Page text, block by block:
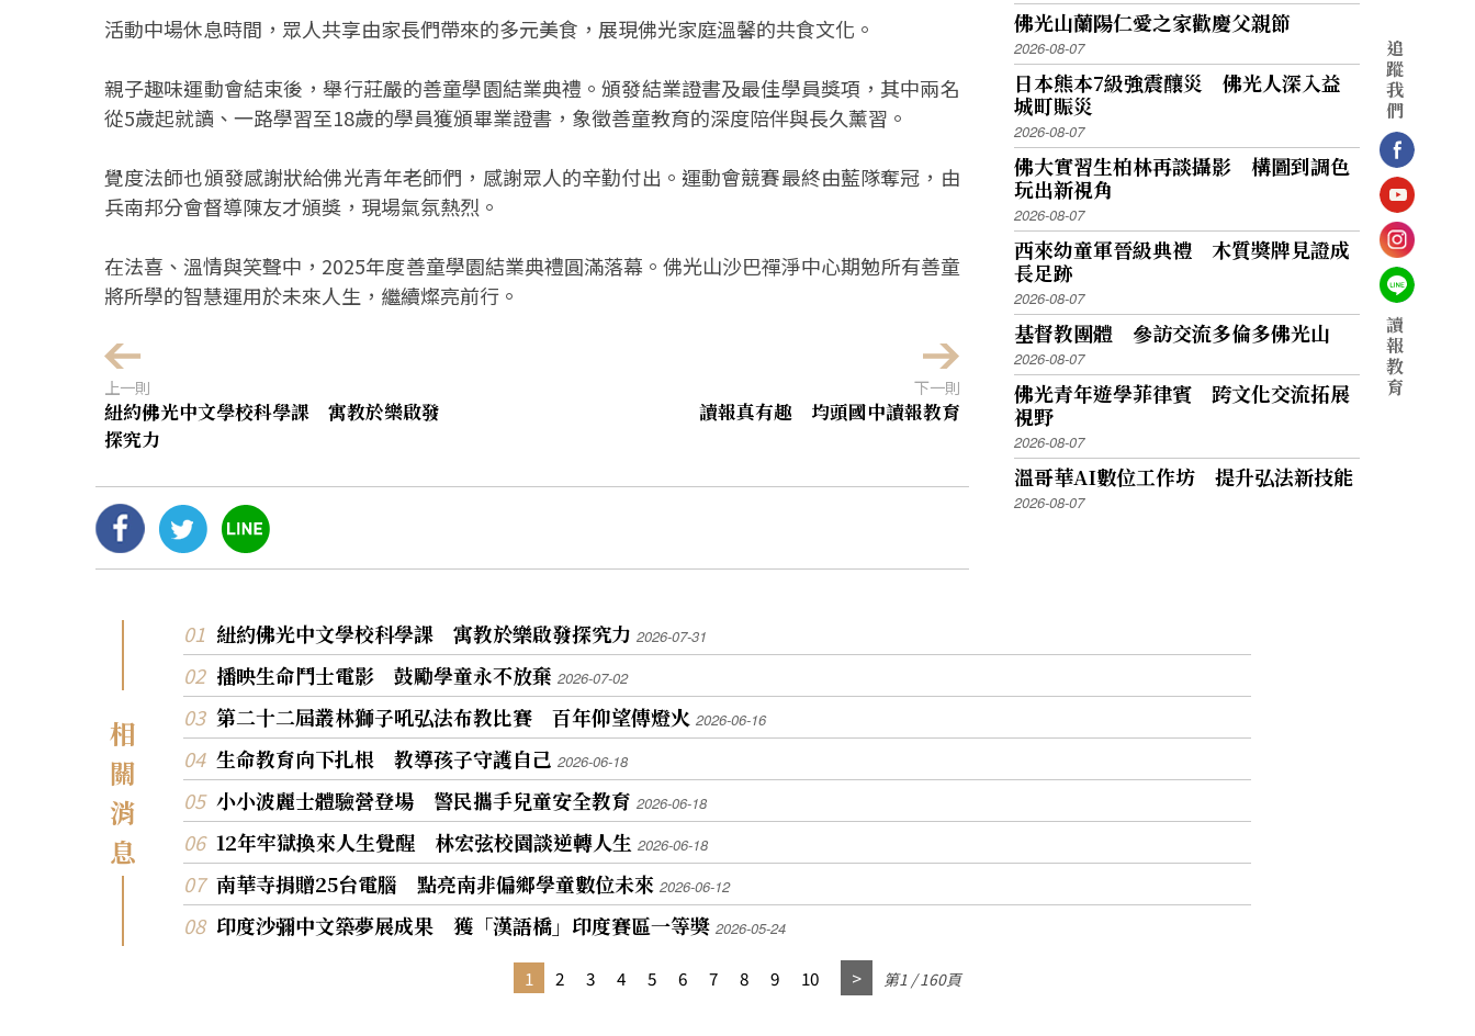
活動中場休息時間，眾人共享由家長們帶來的多元美食，展現佛光家庭溫馨的共食文化。
親子趣味運動會結束後，舉行莊嚴的善童學園結業典禮。頒發結業證書及最佳學員獎項，其中兩名
從5歲起就讀、一路學習至18歲的學員獲頒畢業證書，象徵善童教育的深度陪伴與長久薰習。
覺度法師也頒發感謝狀給佛光青年老師們，感謝眾人的辛勤付出。運動會競賽最終由藍隊奪冠，由
兵南邦分會督導陳友才頒獎，現場氣氛熱烈。
在法喜、溫情與笑聲中，2025年度善童學園結業典禮圓滿落幕。佛光山沙巴禪淨中心期勉所有善童
將所學的智慧運用於未來人生，繼續燦亮前行。
上一則
紐約佛光中文學校科學課 寓教於樂啟發
探究力
下一則
讀報真有趣 均頭國中讀報教育
佛光山蘭陽仁愛之家歡慶父親節
2026-08-07
日本熊本7級強震釀災 佛光人深入益
城町賑災
2026-08-07
佛大實習生柏林再談攝影 構圖到調色
玩出新視角
2026-08-07
西來幼童軍晉級典禮 木質獎牌見證成
長足跡
2026-08-07
基督教團體 參訪交流多倫多佛光山
2026-08-07
佛光青年遊學菲律賓 跨文化交流拓展
視野
2026-08-07
溫哥華AI數位工作坊 提升弘法新技能
2026-08-07
相
關
消
息
紐約佛光中文學校科學課 寓教於樂啟發探究力 2026-07-31
播映生命鬥士電影 鼓勵學童永不放棄 2026-07-02
第二十二屆叢林獅子吼弘法布教比賽 百年仰望傳燈火 2026-06-16
生命教育向下扎根 教導孩子守護自己 2026-06-18
小小波麗士體驗營登場 警民攜手兒童安全教育 2026-06-18
12年牢獄換來人生覺醒 林宏弦校園談逆轉人生 2026-06-18
南華寺捐贈25台電腦 點亮南非偏鄉學童數位未來 2026-06-12
印度沙彌中文築夢展成果 獲「漢語橋」印度賽區一等獎 2026-05-24
1 2 3 4 5 6 7 8 9 10 第1 / 160頁
追
蹤
我
們
讀
報
教
育